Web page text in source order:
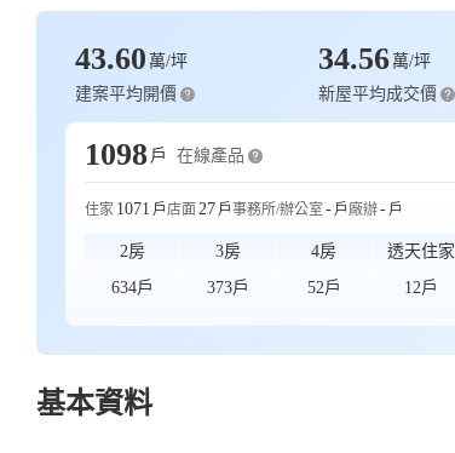
43.60 萬/坪
建案平均開價
34.56 萬/坪
新屋平均成交價
1098 戶 在線產品
住家 1071 戶店面 27 戶事務所/辦公室- 戶廠辦- 戶
2房
634戶
3房
373戶
4房
52戶
透天住家
12戶
基本資料